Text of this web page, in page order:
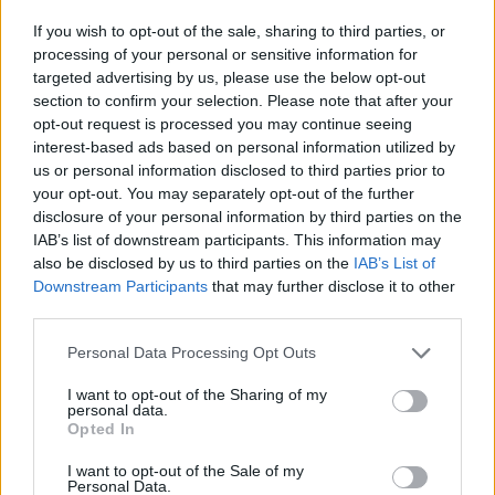
If you wish to opt-out of the sale, sharing to third parties, or
processing of your personal or sensitive information for
targeted advertising by us, please use the below opt-out
section to confirm your selection. Please note that after your
opt-out request is processed you may continue seeing
interest-based ads based on personal information utilized by
us or personal information disclosed to third parties prior to
your opt-out. You may separately opt-out of the further
disclosure of your personal information by third parties on the
IAB’s list of downstream participants. This information may
also be disclosed by us to third parties on the IAB’s List of
Downstream Participants that may further disclose it to other
Please note that this website/app uses one or more Google
not limited to your visit or usage behaviour. You may click to
grant or deny consent to Google and its third-party tags to
use your data for below specified purposes in below Google
consent section.
Personal Data Processing Opt Outs
I want to opt-out of the Sharing of my
personal data.
Opted In
I want to opt-out of the Sale of my
Personal Data.
A határozat egy, a tavaly őszi választásokon
a washingtoni kongresszus alsóházába
beválasztott minnesotai demokrata párti
képviselőnő kijelentéseire adott válaszként
született, noha a szövegben nem említették
a nevét. Ilhan Omar, szomáliai gyökerű,
muszlim képviselőnő a múlt héten az
amerikai politikát befolyásoló lobbikról
beszélve azt hangoztatta, hogy van egy erős
lobbicsoport, amely befolyásolja az amerikai
politikát, de nem lehet beszélni róla. A
képviselőnő az AIPAC nevű, Izrael-barát
lobbicsoportról szólt, amelyet korábban is
bírált, azt sugallva, hogy az AIPAC pénzzel